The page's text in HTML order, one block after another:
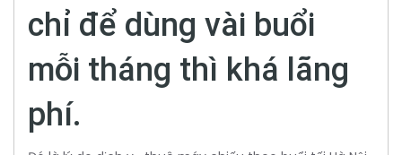
chỉ để dùng vài buổi
mỗi tháng thì khá lãng
phí.